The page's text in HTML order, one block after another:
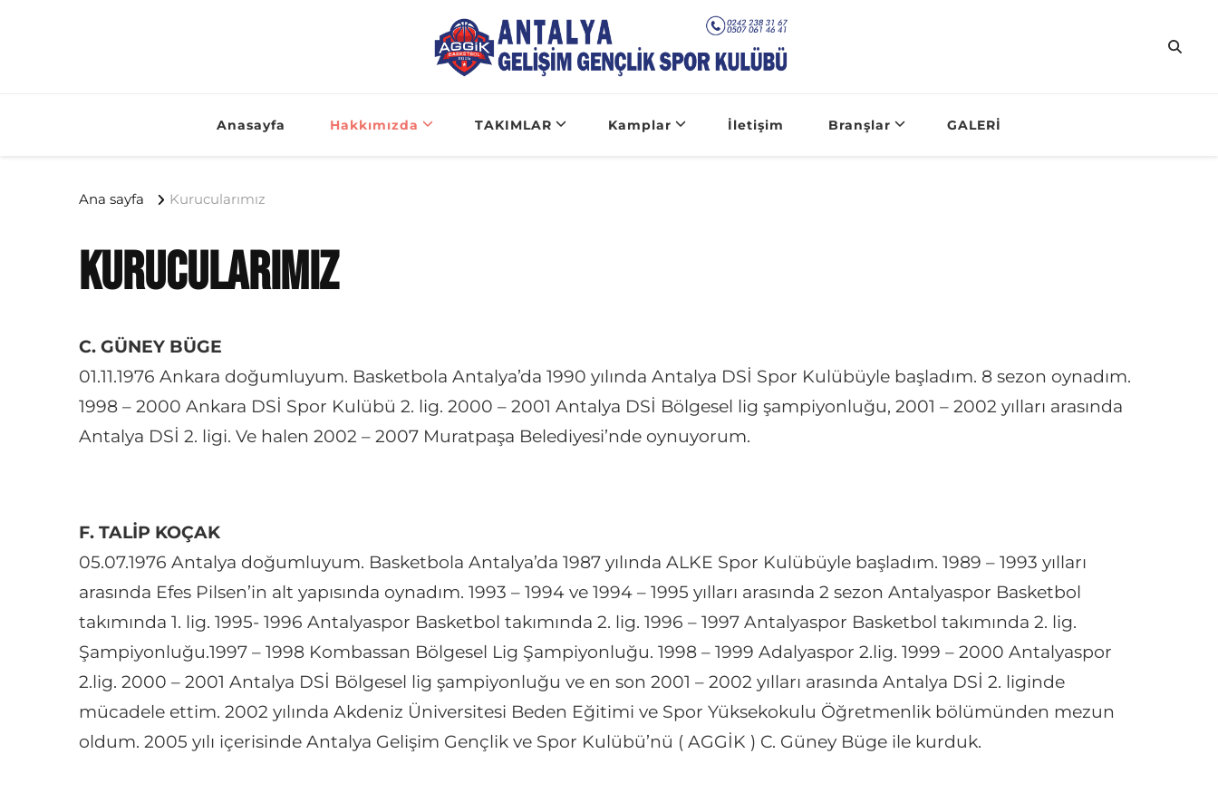
Anasayfa Hakkımızda TAKIMLAR Kamplar İletişim Branşlar GALERİ
Ana sayfa Kurucularımız
Kurucularımız
C. GÜNEY BÜGE
01.11.1976 Ankara doğumluyum. Basketbola Antalya’da 1990 yılında Antalya DSİ Spor Kulübüyle başladım. 8 sezon oynadım.
1998 – 2000 Ankara DSİ Spor Kulübü 2. lig. 2000 – 2001 Antalya DSİ Bölgesel lig şampiyonluğu, 2001 – 2002 yılları arasında
Antalya DSİ 2. ligi. Ve halen 2002 – 2007 Muratpaşa Belediyesi’nde oynuyorum.
F. TALİP KOÇAK
05.07.1976 Antalya doğumluyum. Basketbola Antalya’da 1987 yılında ALKE Spor Kulübüyle başladım. 1989 – 1993 yılları
arasında Efes Pilsen’in alt yapısında oynadım. 1993 – 1994 ve 1994 – 1995 yılları arasında 2 sezon Antalyaspor Basketbol
takımında 1. lig. 1995- 1996 Antalyaspor Basketbol takımında 2. lig. 1996 – 1997 Antalyaspor Basketbol takımında 2. lig.
Şampiyonluğu.1997 – 1998 Kombassan Bölgesel Lig Şampiyonluğu. 1998 – 1999 Adalyaspor 2.lig. 1999 – 2000 Antalyaspor
2.lig. 2000 – 2001 Antalya DSİ Bölgesel lig şampiyonluğu ve en son 2001 – 2002 yılları arasında Antalya DSİ 2. liginde
mücadele ettim. 2002 yılında Akdeniz Üniversitesi Beden Eğitimi ve Spor Yüksekokulu Öğretmenlik bölümünden mezun
oldum. 2005 yılı içerisinde Antalya Gelişim Gençlik ve Spor Kulübü’nü ( AGGİK ) C. Güney Büge ile kurduk.